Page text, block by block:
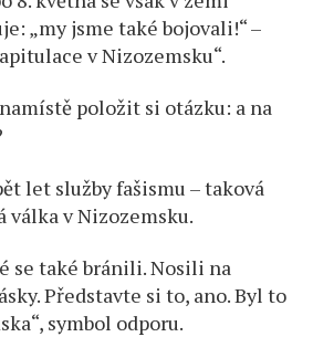
„my jsme také bojovali!“ –
v Nizozemsku“.
položit si otázku: a na
let služby fašismu – taková
válka v Nizozemsku.
se také bránili. Nosili na
Představte si to, ano. Byl to
symbol odporu.